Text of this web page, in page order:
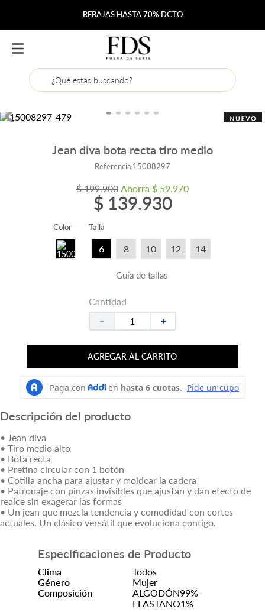
REBAJAS HASTA 70% DCTO
¿Qué estas buscando?
Jean diva bota recta tiro medio
Referencia:15008297
$ 199.900 Ahorra $ 59.970
$ 139.930
Color Talla
6 8 10 12 14
Guía de tallas
Cantidad
＋
－
AGREGAR AL CARRITO
Descripción del producto
• Jean diva
• Tiro medio alto
• Bota recta
• Pretina circular con 1 botón
• Cotilla ancha para ajustar y moldear la cadera
• Patronaje con pinzas invisibles que ajustan y dan efecto de
realce sin exagerar las formas
• Un jean que mezcla tendencia y comodidad con cortes
actuales. Un clásico versátil que evoluciona contigo.
Especificaciones de Producto
Clima
Todos
Género
Mujer
Composición
ALGODÓN99% -
ELASTANO1%